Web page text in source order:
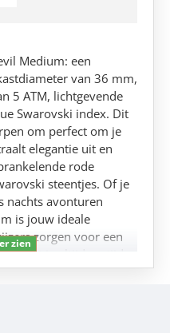
Medium: een
van 36 mm,
5 ATM, lichtgevende
Swarovski index. Dit
om perfect om je
elegantie uit en
rode
steentjes. Of je
nachts avonturen
is jouw ideale
zorgen voor een
zodat je altijd op tijd
Devil Medium: een